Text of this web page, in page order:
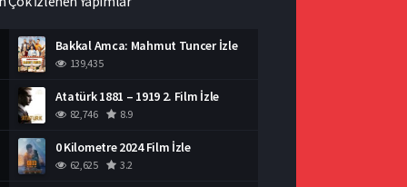
Bakkal Amca: Mahmut Tuncer İzle
139,435
Atatürk 1881 – 1919 2. Film İzle
82,746 8.9
0 Kilometre 2024 Film İzle
62,625 3.2